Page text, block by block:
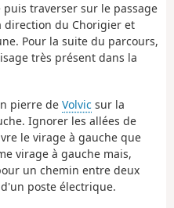
traverser sur le passage
direction du Chorigier et
Pour la suite du parcours,
très présent dans la
pierre de Volvic sur la
Ignorer les allées de
le virage à gauche que
virage à gauche mais,
un chemin entre deux
poste électrique.